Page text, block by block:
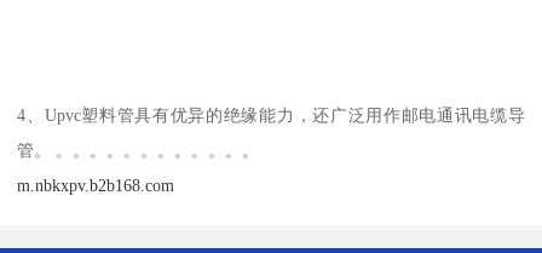
4、Upvc塑料管具有优异的绝缘能力，还广泛用作邮电通讯电缆导
管。 。。。。。。。。。。。。
m.nbkxpv.b2b168.com